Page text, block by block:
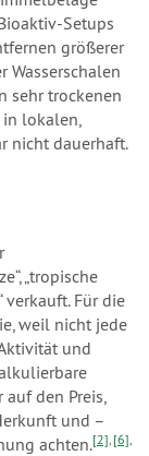
Setups
größerer
Wasserschalen
sehr trockenen
lokalen,
nicht dauerhaft.
„tropische
verkauft. Für die
weil nicht jede
und
den Preis,
und –
achten.[2], [6],